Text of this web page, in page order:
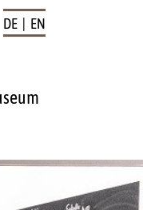
DE | EN